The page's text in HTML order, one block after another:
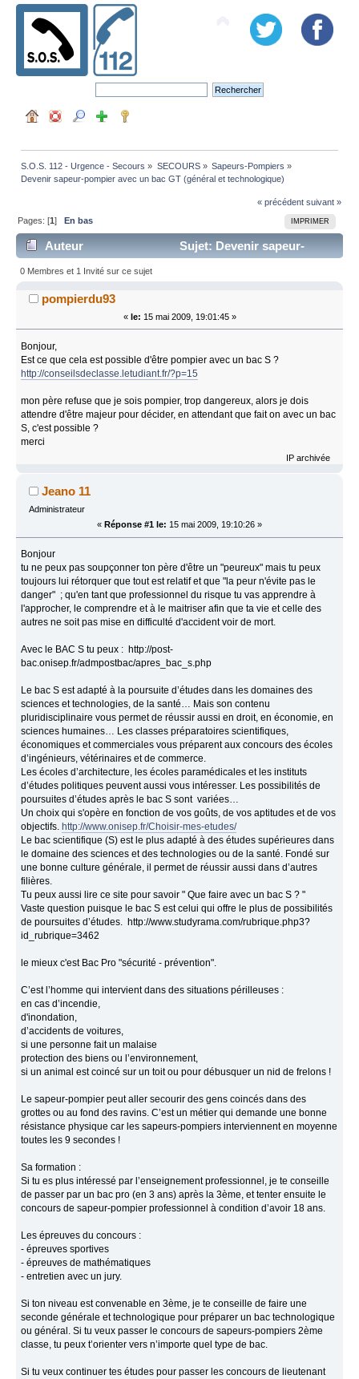
S.O.S. 112 - Urgence - Secours » SECOURS» Sapeurs-Pompiers »
Devenir sapeur-pompier avec un bac GT (général et technologique)
« précédent suivant »
IMPRIMER
Pages: [1]En bas
Auteur
Sujet: Devenir sapeur-
pompier avec un bac GT (général et technologique) (Lu
14158 fois)
0 Membres et 1 Invité sur ce sujet
pompierdu93
« le: 15 mai 2009, 19:01:45 »
Bonjour,
Est ce que cela est possible d'être pompier avec un bac S ?
http://conseilsdeclasse.letudiant.fr/?p=15
mon père refuse que je sois pompier, trop dangereux, alors je dois
attendre d'être majeur pour décider, en attendant que fait on avec un bac
S, c'est possible ?
merci
IP archivée
Jeano 11
Administrateur
« Réponse #1 le: 15 mai 2009, 19:10:26 »
Bonjour
tu ne peux pas soupçonner ton père d'être un "peureux" mais tu peux
toujours lui rétorquer que tout est relatif et que "la peur n'évite pas le
danger" ; qu'en tant que professionnel du risque tu vas apprendre à
l'approcher, le comprendre et à le maitriser afin que ta vie et celle des
autres ne soit pas mise en difficulté d'accident voir de mort.
Avec le BAC S tu peux : http://post-
bac.onisep.fr/admpostbac/apres_bac_s.php
Le bac S est adapté à la poursuite d’études dans les domaines des
sciences et technologies, de la santé… Mais son contenu
pluridisciplinaire vous permet de réussir aussi en droit, en économie, en
sciences humaines… Les classes préparatoires scientifiques,
économiques et commerciales vous préparent aux concours des écoles
d’ingénieurs, vétérinaires et de commerce.
Les écoles d’architecture, les écoles paramédicales et les instituts
d’études politiques peuvent aussi vous intéresser. Les possibilités de
poursuites d’études après le bac S sont variées…
Un choix qui s'opère en fonction de vos goûts, de vos aptitudes et de vos
objectifs. http://www.onisep.fr/Choisir-mes-etudes/
Le bac scientifique (S) est le plus adapté à des études supérieures dans
le domaine des sciences et des technologies ou de la santé. Fondé sur
une bonne culture générale, il permet de réussir aussi dans d’autres
filières.
Tu peux aussi lire ce site pour savoir " Que faire avec un bac S ? "
Vaste question puisque le bac S est celui qui offre le plus de possibilités
de poursuites d’études. http://www.studyrama.com/rubrique.php3?
id_rubrique=3462
le mieux c'est Bac Pro "sécurité - prévention".
C’est l’homme qui intervient dans des situations périlleuses :
en cas d’incendie,
d'inondation,
d’accidents de voitures,
si une personne fait un malaise
protection des biens ou l’environnement,
si un animal est coincé sur un toit ou pour débusquer un nid de frelons !
Le sapeur-pompier peut aller secourir des gens coincés dans des
grottes ou au fond des ravins. C’est un métier qui demande une bonne
résistance physique car les sapeurs-pompiers interviennent en moyenne
toutes les 9 secondes !
Sa formation :
Si tu es plus intéressé par l’enseignement professionnel, je te conseille
de passer par un bac pro (en 3 ans) après la 3ème, et tenter ensuite le
concours de sapeur-pompier professionnel à condition d’avoir 18 ans.
Les épreuves du concours :
- épreuves sportives
- épreuves de mathématiques
- entretien avec un jury.
Si ton niveau est convenable en 3ème, je te conseille de faire une
seconde générale et technologique pour préparer un bac technologique
ou général. Si tu veux passer le concours de sapeurs-pompiers 2ème
classe, tu peux t’orienter vers n’importe quel type de bac.
Si tu veux continuer tes études pour passer les concours de lieutenant